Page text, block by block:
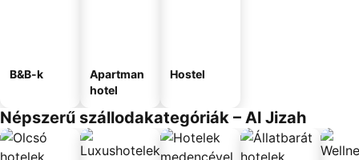
B&B-k
Apartman
hotel
Hostel
Népszerű szállodakategóriák – Al Jizah